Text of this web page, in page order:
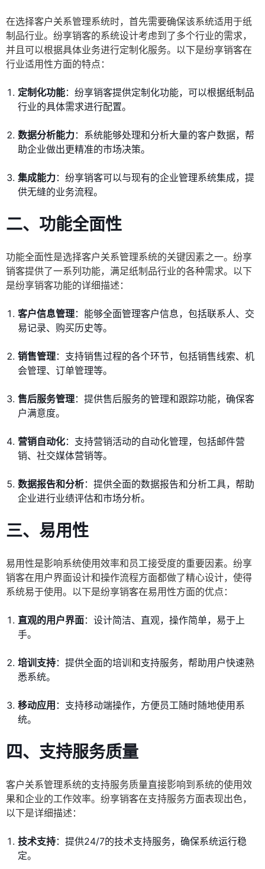
在选择客户关系管理系统时，首先需要确保该系统适用于纸
制品行业。纷享销客的系统设计考虑到了多个行业的需求，
并且可以根据具体业务进行定制化服务。以下是纷享销客在
行业适用性方面的特点：
定制化功能：纷享销客提供定制化功能，可以根据纸制品
行业的具体需求进行配置。
数据分析能力：系统能够处理和分析大量的客户数据，帮
助企业做出更精准的市场决策。
集成能力：纷享销客可以与现有的企业管理系统集成，提
供无缝的业务流程。
二、功能全面性
功能全面性是选择客户关系管理系统的关键因素之一。纷享
销客提供了一系列功能，满足纸制品行业的各种需求。以下
是纷享销客功能的详细描述：
客户信息管理：能够全面管理客户信息，包括联系人、交
易记录、购买历史等。
销售管理：支持销售过程的各个环节，包括销售线索、机
会管理、订单管理等。
售后服务管理：提供售后服务的管理和跟踪功能，确保客
户满意度。
营销自动化：支持营销活动的自动化管理，包括邮件营
销、社交媒体营销等。
数据报告和分析：提供全面的数据报告和分析工具，帮助
企业进行业绩评估和市场分析。
三、易用性
易用性是影响系统使用效率和员工接受度的重要因素。纷享
销客在用户界面设计和操作流程方面都做了精心设计，使得
系统易于使用。以下是纷享销客在易用性方面的优点：
直观的用户界面：设计简洁、直观，操作简单，易于上
手。
培训支持：提供全面的培训和支持服务，帮助用户快速熟
悉系统。
移动应用 ：支持移动端操作，方便员工随时随地使用系
统。
四、支持服务质量
客户关系管理系统的支持服务质量直接影响到系统的使用效
果和企业的工作效率。纷享销客在支持服务方面表现出色，
以下是详细描述：
技术支持：提供24/7的技术支持服务，确保系统运行稳
定。